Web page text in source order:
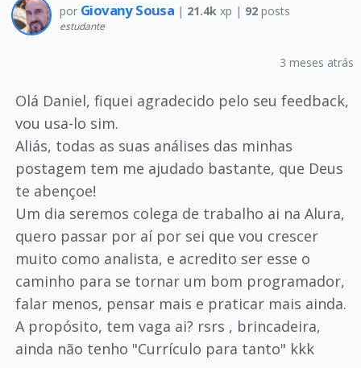
por Giovany Sousa | 21.4kxp | 92posts
estudante
3 meses atrás
Olá Daniel, fiquei agradecido pelo seu feedback,
vou usa-lo sim.
Aliás, todas as suas análises das minhas
postagem tem me ajudado bastante, que Deus
te abençoe!
Um dia seremos colega de trabalho ai na Alura,
quero passar por aí por sei que vou crescer
muito como analista, e acredito ser esse o
caminho para se tornar um bom programador,
falar menos, pensar mais e praticar mais ainda.
A propósito, tem vaga ai? rsrs , brincadeira,
ainda não tenho "Currículo para tanto" kkk